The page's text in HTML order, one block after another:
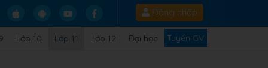
Đăng nhập
Lớp 10 Lớp 11 Lớp 12 Đại học Tuyển GV